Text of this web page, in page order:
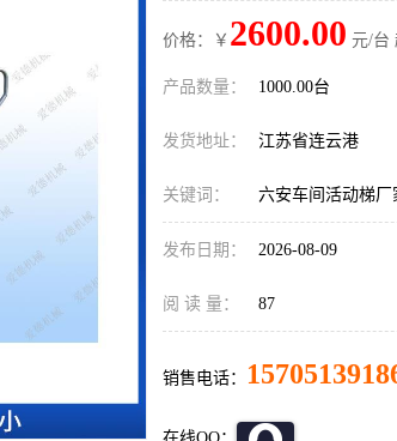
价格：￥ 2600.00 元/台
产品数量： 1000.00台
发货地址： 江苏省连云港
关键词： 六安车间活动梯厂
发布日期： 2026-08-09
阅 读 量： 87
销售电话：